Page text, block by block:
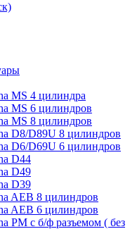
MS 4 цилиндра
MS 6 цилиндров
MS 8 цилиндров
D8/D89U 8 цилиндров
D6/D69U 6 цилиндров
D44
D49
D39
AEB 8 цилиндров
AEB 6 цилиндров
PM с б/ф разъемом ( без